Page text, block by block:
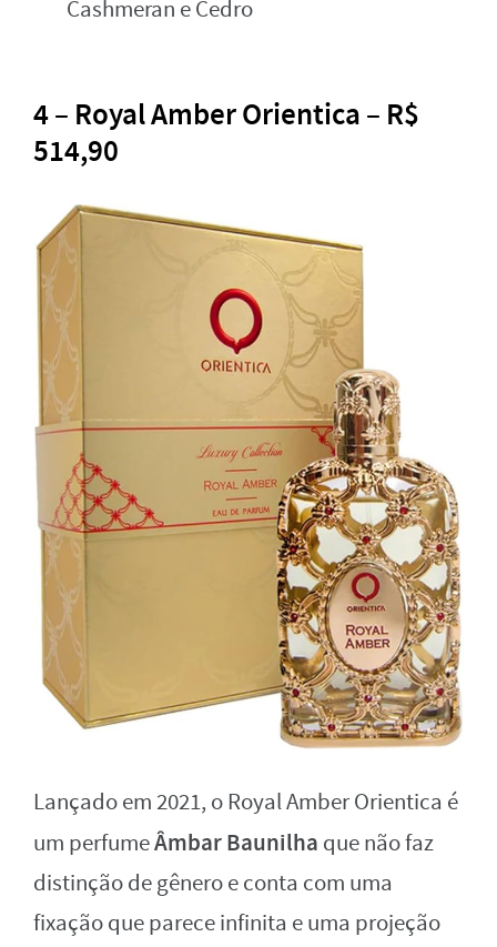
Cashmeran e Cedro
4 – Royal Amber Orientica – R$
514,90
Lançado em 2021, o Royal Amber Orientica é
um perfumeÂmbar Baunilha que não faz
distinção de gênero e conta com uma
fixação que parece infinita e uma projeção